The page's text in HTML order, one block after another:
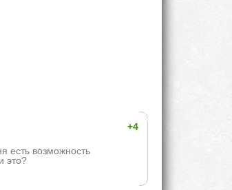
+4
есть возможность
это?